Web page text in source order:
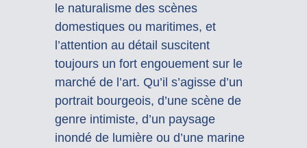
le naturalisme des scènes
domestiques ou maritimes, et
l’attention au détail suscitent
toujours un fort engouement sur le
marché de l’art. Qu’il s’agisse d’un
portrait bourgeois, d’une scène de
genre intimiste, d’un paysage
inondé de lumière ou d’une marine